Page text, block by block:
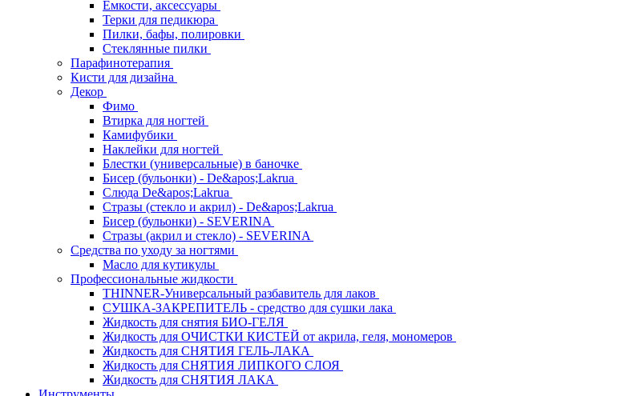
Емкости, аксессуары
Терки для педикюра
Пилки, бафы, полировки
Стеклянные пилки
Парафинотерапия
Кисти для дизайна
Декор
Фимо
Втирка для ногтей
Камифубики
Наклейки для ногтей
Блестки (универсальные) в баночке
Бисер (бульонки) - De&apos;Lakrua
Слюда De&apos;Lakrua
Стразы (стекло и акрил) - De&apos;Lakrua
Бисер (бульонки) - SEVERINA
Стразы (акрил и стекло) - SEVERINA
Средства по уходу за ногтями
Масло для кутикулы
Профессиональные жидкости
THINNER-Универсальный разбавитель для лаков
СУШКА-ЗАКРЕПИТЕЛЬ - средство для сушки лака
Жидкость для снятия БИО-ГЕЛЯ
Жидкость для ОЧИСТКИ КИСТЕЙ от акрила, геля, мономеров
Жидкость для СНЯТИЯ ГЕЛЬ-ЛАКА
Жидкость для СНЯТИЯ ЛИПКОГО СЛОЯ
Жидкость для СНЯТИЯ ЛАКА